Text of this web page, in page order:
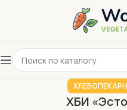
ХБИ